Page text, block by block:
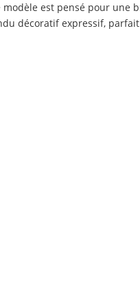
est pensé pour une
décoratif expressif,